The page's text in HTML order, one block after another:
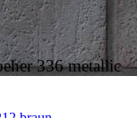
336 metallic